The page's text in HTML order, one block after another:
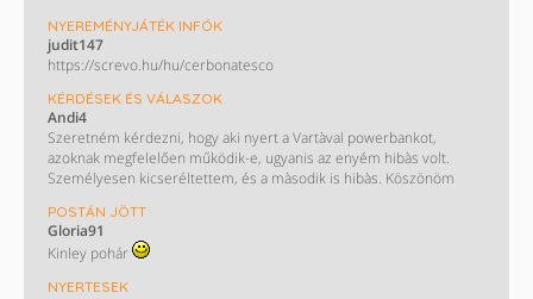
NYEREMÉNYJÁTÉK INFÓK
judit147
https://screvo.hu/hu/cerbonatesco
KÉRDÉSEK ÉS VÁLASZOK
Andi4
Szeretném kérdezni, hogy aki nyert a Vartàval powerbankot,
azoknak megfelelően működik-e, ugyanis az enyém hibàs volt.
Személyesen kicseréltettem, és a màsodik is hibàs. Köszönöm
POSTÁN JÖTT
Gloria91
Kinley pohár
NYERTESEK